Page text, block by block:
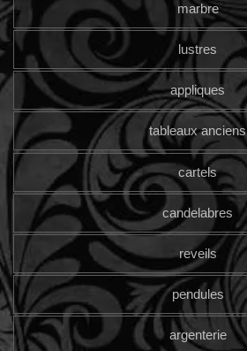
marbre
lustres
appliques
tableaux anciens
cartels
candelabres
reveils
pendules
argenterie